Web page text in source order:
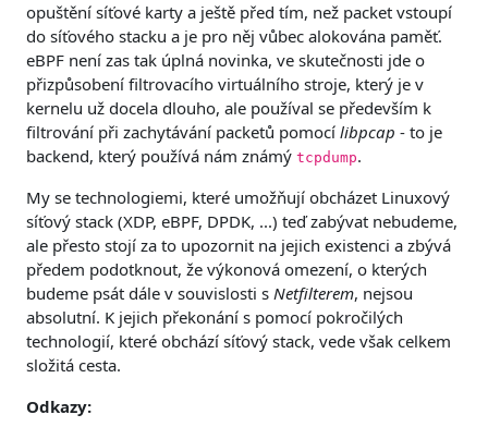
opuštění síťové karty a ještě před tím, než packet vstoupí
do síťového stacku a je pro něj vůbec alokována paměť.
eBPF není zas tak úplná novinka, ve skutečnosti jde o
přizpůsobení filtrovacího virtuálního stroje, který je v
kernelu už docela dlouho, ale používal se především k
filtrování při zachytávání packetů pomocí libpcap - to je
backend, který používá nám známý tcpdump.
My se technologiemi, které umožňují obcházet Linuxový
síťový stack (XDP, eBPF, DPDK, ...) teď zabývat nebudeme,
ale přesto stojí za to upozornit na jejich existenci a zbývá
předem podotknout, že výkonová omezení, o kterých
budeme psát dále v souvislosti s Netfilterem, nejsou
absolutní. K jejich překonání s pomocí pokročilých
technologií, které obchází síťový stack, vede však celkem
složitá cesta.
Odkazy: